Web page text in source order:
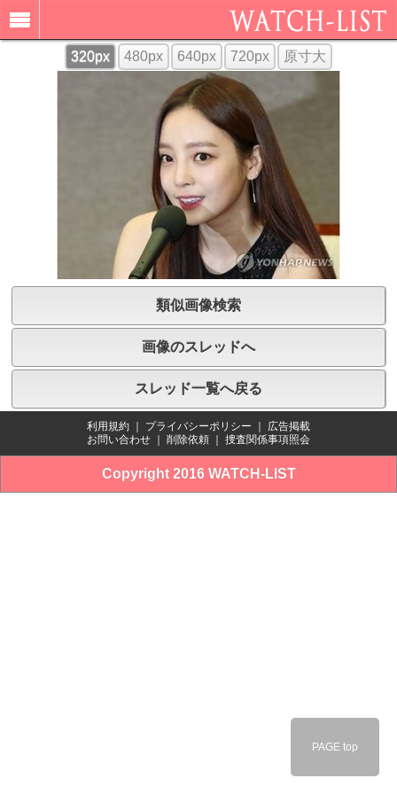
320px 480px 640px 720px 原寸大
類似画像検索
画像のスレッドへ
スレッド一覧へ戻る
利用規約 プライバシーポリシー
広告掲載
お問い合わせ
削除依頼 捜査関係事項照会
Copyright 2016 WATCH-LIST
PAGE top